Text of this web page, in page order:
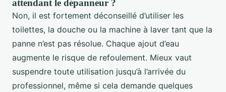
attendant le dépanneur ?
Non, il est fortement déconseillé d’utiliser les
toilettes, la douche ou la machine à laver tant que la
panne n’est pas résolue. Chaque ajout d’eau
augmente le risque de refoulement. Mieux vaut
suspendre toute utilisation jusqu’à l’arrivée du
professionnel, même si cela demande quelques